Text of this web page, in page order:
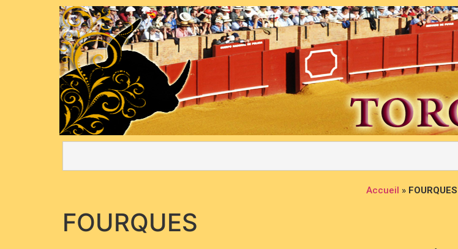
Accueil » FOURQUES
FOURQUES